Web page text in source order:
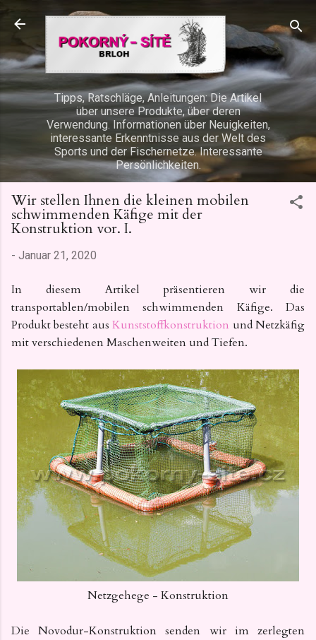
Direkt zum Hauptbereich
Tipps, Ratschläge, Anleitungen: Die Artikel
über unsere Produkte, über deren
Verwendung. Informationen über Neuigkeiten,
interessante Erkenntnisse aus der Welt des
Sports und der Fischernetze. Interessante
Persönlichkeiten.
Wir stellen Ihnen die kleinen mobilen
schwimmenden Käfige mit der
Konstruktion vor. I.
- Januar 21, 2020
In diesem Artikel präsentieren wir die
transportablen/mobilen schwimmenden Käfige. Das
Produkt besteht ausKunststoffkonstruktion und Netzkäfig
mitverschiedenen Maschenweiten und Tiefen.
Netzgehege - Konstruktion
Die Novodur-Konstruktion senden wir im zerlegten